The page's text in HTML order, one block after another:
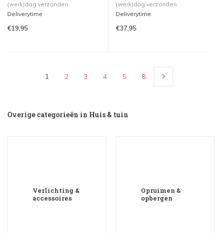
(werk)dag verzonden.
Deliverytime
€19,95
(werk)dag verzonden.
Deliverytime
€37,95
1 2 3 4 5 8
Overige categorieën in Huis & tuin
Verlichting &
accessoires
Opruimen &
opbergen